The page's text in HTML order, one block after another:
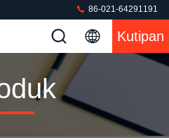
86-021-64291191
Kutipan